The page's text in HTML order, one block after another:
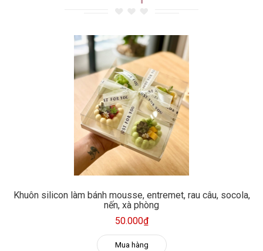
Khuôn silicon làm bánh mousse, entremet, rau câu, socola,
nến, xà phòng
50.000₫
Mua hàng